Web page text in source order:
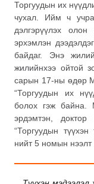
Торгуудын их
чухал. Ийм ч
дэлгэрүүлэх
эрхэмлэн
байдаг. Энэ
жилийнхээ ойтой
сарын 17-ны өдөр
“Торгуудын их
болох гэж байна.
эрдэмтэн,
“Торгуудын
нийт 5 номын нээлт